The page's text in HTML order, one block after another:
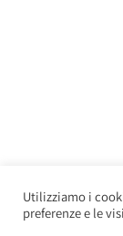
Utilizziamo i
preferenze e le